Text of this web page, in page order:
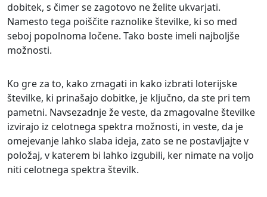
dobitek, s čimer se zagotovo ne želite ukvarjati.
Namesto tega poiščite raznolike številke, ki so med
seboj popolnoma ločene. Tako boste imeli najboljše
možnosti.
Ko gre za to, kako zmagati in kako izbrati loterijske
številke, ki prinašajo dobitke, je ključno, da ste pri tem
pametni. Navsezadnje že veste, da zmagovalne številke
izvirajo iz celotnega spektra možnosti, in veste, da je
omejevanje lahko slaba ideja, zato se ne postavljajte v
položaj, v katerem bi lahko izgubili, ker nimate na voljo
niti celotnega spektra številk.